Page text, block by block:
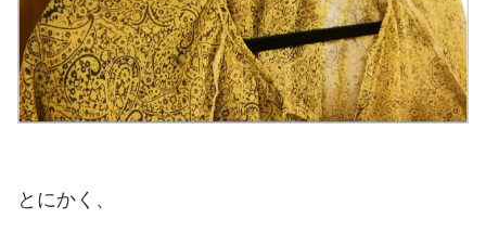
とにかく、